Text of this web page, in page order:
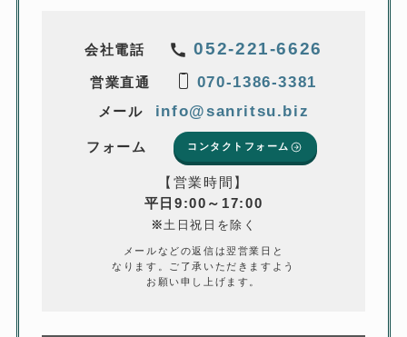
会社電話 052-221-6626
営業直通 070-1386-3381
メール info@sanritsu.biz
フォーム コンタクトフォーム
【営業時間】
平日9:00～17:00
※ 土日祝日を除く
メールなどの返信は翌営業日と
なります。ご了承いただきますよう
お願い申し上げます。